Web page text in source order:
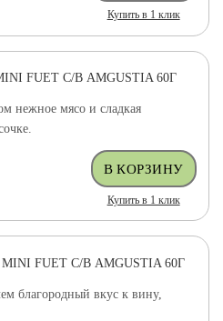
Купить в 1 клик
FUET С/В AMGUSTIA 60Г
нежное мясо и сладкая
Купить в 1 клик
FUET С/В AMGUSTIA 60Г
благородный вкус к вину,